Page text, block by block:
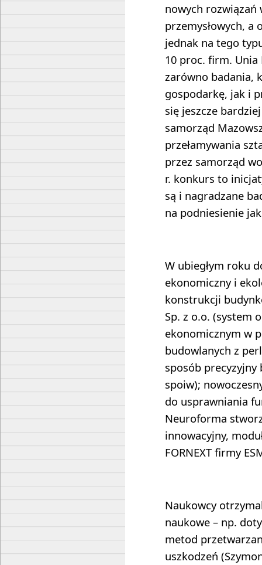
nowych
przemysłowych, a
jednak na tego
10 proc. firm.
zarówno badania,
gospodarkę, jak i
się jeszcze
samorząd
przełamywania
przez samorząd
r. konkurs to
są i nagradzane
na podniesienie
W ubiegłym roku
ekonomiczny i
konstrukcji
Sp. z o.o. (system
ekonomicznym w
budowlanych z
sposób precyzyjny
spoiw);
do usprawniania
Neuroforma
innowacyjny,
FORNEXT firmy
Naukowcy
naukowe – np.
metod
uszkodzeń